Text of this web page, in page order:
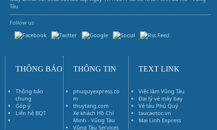
Tàu
Follow us
THÔNG BÁO
Thông báo
chung
Góp ý
Liên hệ BQT
THÔNG TIN
phuquyexpress.co
m
thuytang.com
Xe khách Hồ Chí
Minh - Vũng Tàu
Vũng Tàu Services
TEXT LINK
Việc làm Vũng Tàu
Đại lý vé máy bay
Vé tàu Phú Quý
taucaotoc.vn
Mai Linh Express